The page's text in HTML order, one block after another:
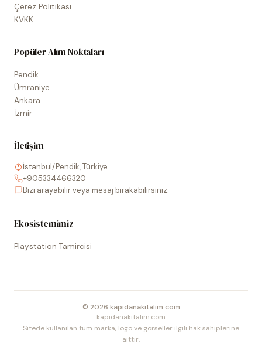
Çerez Politikası
KVKK
Popüler Alım Noktaları
Pendik
Ümraniye
Ankara
İzmir
İletişim
İstanbul/Pendik, Türkiye
+905334466320
Bizi arayabilir veya mesaj bırakabilirsiniz.
Ekosistemimiz
Playstation Tamircisi
© 2026 kapidanakitalim.com
kapidanakitalim.com
Sitede kullanılan tüm marka, logo ve görseller ilgili hak sahiplerine
aittir.